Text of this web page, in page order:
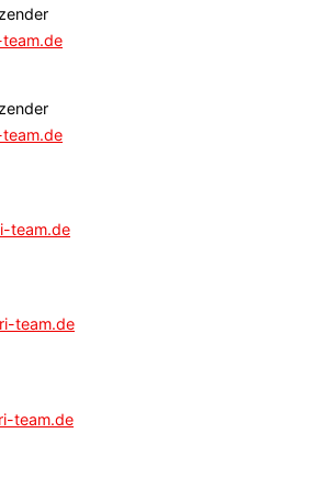
team.de
team.de
team.de